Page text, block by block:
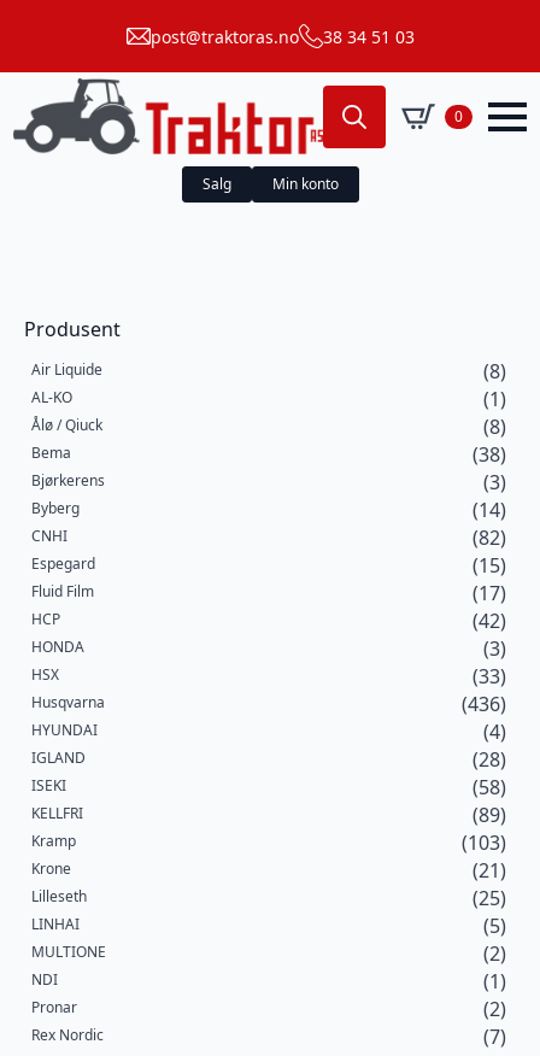
post@traktoras.no 38 34 51 03
Search
for:
0
Salg Min konto
Produsent
Air Liquide (8)
AL-KO (1)
Ålø / Qiuck (8)
Bema (38)
Bjørkerens (3)
Byberg (14)
CNHI (82)
Espegard (15)
Fluid Film (17)
HCP (42)
HONDA (3)
HSX (33)
Husqvarna (436)
HYUNDAI (4)
IGLAND (28)
ISEKI (58)
KELLFRI (89)
Kramp (103)
Krone (21)
Lilleseth (25)
LINHAI (5)
MULTIONE (2)
NDI (1)
Pronar (2)
Rex Nordic (7)